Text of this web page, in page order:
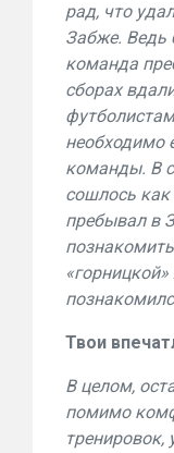
рад, что
Забже. Ведь
команда
сборах
необходимо
команды. В
сошлось как
пребывал в
Твои
В целом,
помимо
тренировок,